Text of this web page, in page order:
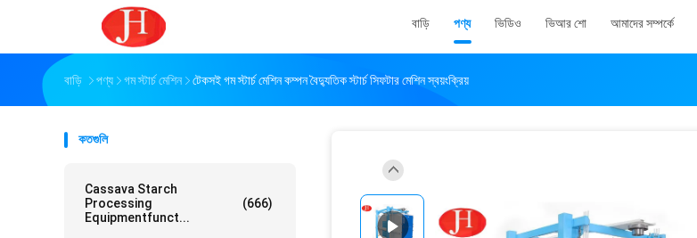
বাড়ি পণ্য ভিডিও ভিআর শো আমাদের সম্পর্কে
বাড়ি পণ্য গম স্টার্চ মেশিন টেকসই গম স্টার্চ মেশিন কম্পন বৈদ্যুতিক স্টার্চ সিফটার মেশিন স্বয়ংক্রিয়
কতগুলি
Cassava Starch
Processing
Equipmentfunct...
(666)